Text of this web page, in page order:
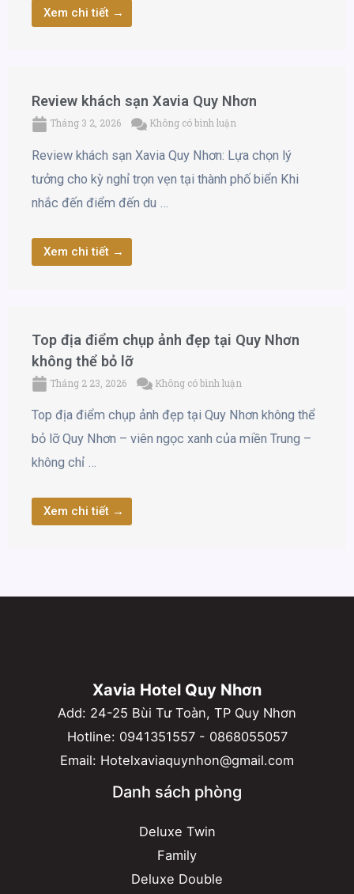
Xem chi tiết →
Review khách sạn Xavia Quy Nhơn
Tháng 3 2, 2026 Không có bình luận
Review khách sạn Xavia Quy Nhơn: Lựa chọn lý
tưởng cho kỳ nghỉ trọn vẹn tại thành phố biển Khi
nhắc đến điểm đến du …
Xem chi tiết →
Top địa điểm chụp ảnh đẹp tại Quy Nhơn
không thể bỏ lỡ
Tháng 2 23, 2026 Không có bình luận
Top địa điểm chụp ảnh đẹp tại Quy Nhơn không thể
bỏ lỡ Quy Nhơn – viên ngọc xanh của miền Trung –
không chỉ …
Xem chi tiết →
Xavia Hotel Quy Nhơn
Add: 24-25 Bùi Tư Toàn, TP Quy Nhơn
Hotline: 0941351557- 0868055057
Email: Hotelxaviaquynhon@gmail.com
Danh sách phòng
Deluxe Twin
Family
Deluxe Double